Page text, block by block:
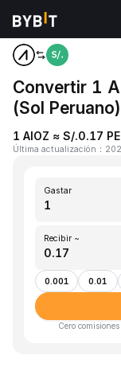
Inicio AIOZ to PEN
Convertir 1
(Sol Peruano)
1 AIOZ ≈ S/.0.17
Última actualización ：
Gastar
Recibir ~
0.001 0.01
Cero